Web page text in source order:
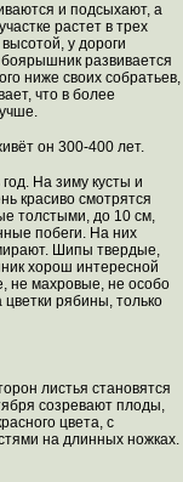
и подсыхают, а
растет в трех
у дороги
развивается
ниже своих собратьев,
что в более
он 300-400 лет.
На зиму кусты и
красиво смотрятся
толстыми, до 10 см,
побеги. На них
Шипы твердые,
хорош интересной
не махровые, не особо
рябины, только
листья становятся
созревают плоды,
цвета, с
на длинных ножках.